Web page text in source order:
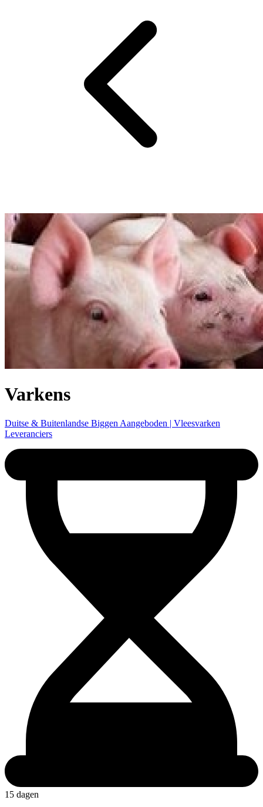
Varkens
Duitse & Buitenlandse Biggen Aangeboden | Vleesvarken
Leveranciers
15 dagen